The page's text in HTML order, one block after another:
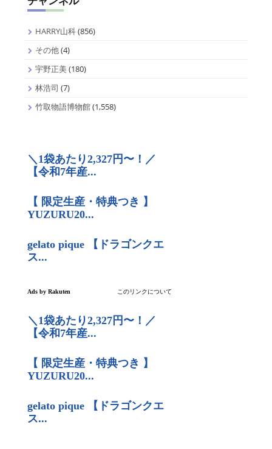
HARRY山科(856)
その他(4)
宇野正美(180)
林浩司 (7)
竹取物語博物館(1,558)